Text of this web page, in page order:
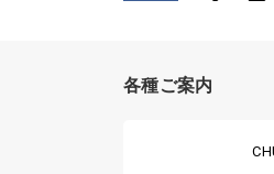
各種ご案内